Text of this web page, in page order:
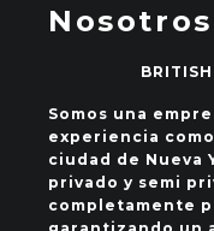
Nosotros
Somos una
experiencia
ciudad de Nueva
privado y semi
completamente